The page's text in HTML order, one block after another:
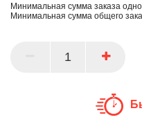
ПАРТНЕР
Минимальная сумма заказа
Минимальная сумма общего